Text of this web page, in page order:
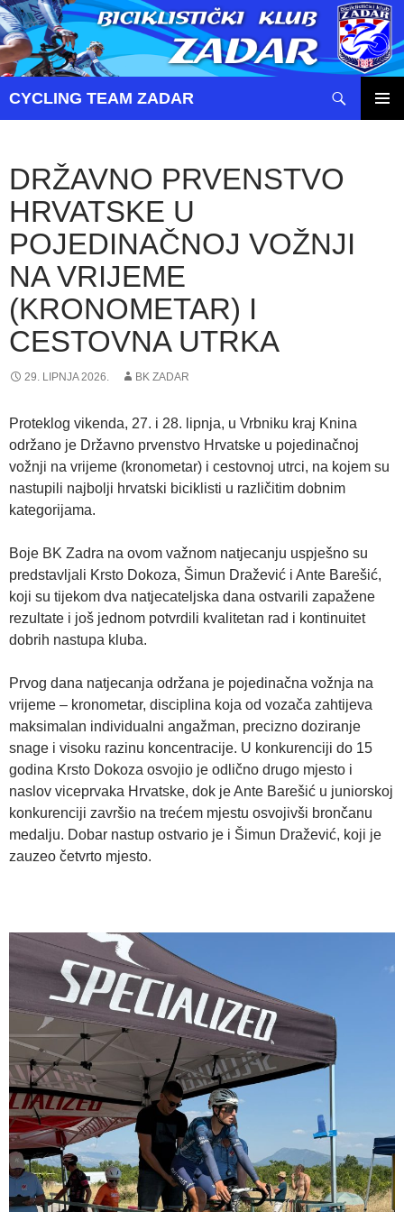
CYCLING TEAM ZADAR
DRŽAVNO PRVENSTVO
HRVATSKE U
POJEDINAČNOJ VOŽNJI
NA VRIJEME
(KRONOMETAR) I
CESTOVNA UTRKA
29. LIPNJA 2026. BK ZADAR
Proteklog vikenda, 27. i 28. lipnja, u Vrbniku kraj Knina
održano je Državno prvenstvo Hrvatske u pojedinačnoj
vožnji na vrijeme (kronometar) i cestovnoj utrci, na kojem su
nastupili najbolji hrvatski biciklisti u različitim dobnim
kategorijama.
Boje BK Zadra na ovom važnom natjecanju uspješno su
predstavljali Krsto Dokoza, Šimun Dražević i Ante Barešić,
koji su tijekom dva natjecateljska dana ostvarili zapažene
rezultate i još jednom potvrdili kvalitetan rad i kontinuitet
dobrih nastupa kluba.
Prvog dana natjecanja održana je pojedinačna vožnja na
vrijeme – kronometar, disciplina koja od vozača zahtijeva
maksimalan individualni angažman, precizno doziranje
snage i visoku razinu koncentracije. U konkurenciji do 15
godina Krsto Dokoza osvojio je odlično drugo mjesto i
naslov viceprvaka Hrvatske, dok je Ante Barešić u juniorskoj
konkurenciji završio na trećem mjestu osvojivši brončanu
medalju. Dobar nastup ostvario je i Šimun Dražević, koji je
zauzeo četvrto mjesto.